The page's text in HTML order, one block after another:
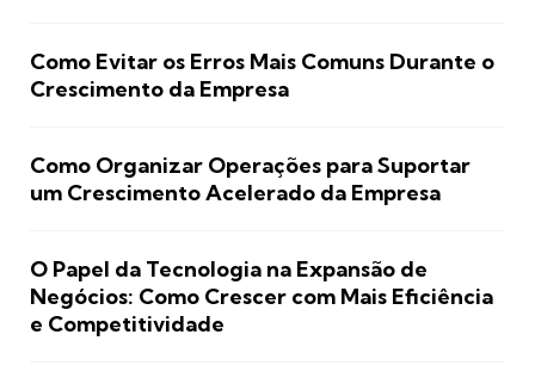
Como Evitar os Erros Mais Comuns Durante o
Crescimento da Empresa
Como Organizar Operações para Suportar
um Crescimento Acelerado da Empresa
O Papel da Tecnologia na Expansão de
Negócios: Como Crescer com Mais Eficiência
e Competitividade